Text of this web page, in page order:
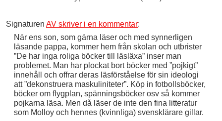
Signaturen AV skriver i en kommentar:
När ens son, som gärna läser och med synnerligen
läsande pappa, kommer hem från skolan och utbrister
”De har inga roliga böcker till läsläxa” inser man
problemet. Man har plockat bort böcker med ”pojkigt”
innehåll och offrar deras läsförståelse för sin ideologi
att ”dekonstruera maskuliniteter”. Köp in fotbollsböcker,
böcker om flygplan, spänningsböcker osv så kommer
pojkarna läsa. Men då läser de inte den fina litteratur
som Molloy och hennes (kvinnliga) svensklärare gillar.